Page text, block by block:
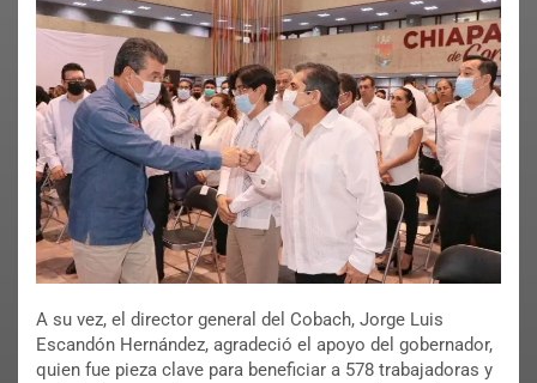
A su vez, el director general del Cobach, Jorge Luis
Escandón Hernández, agradeció el apoyo del gobernador,
quien fue pieza clave para beneficiar a 578 trabajadoras y